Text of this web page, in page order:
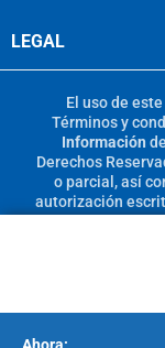
LEGAL
El uso de
Términos y
Información de
Derechos
o parcial, así
autorización